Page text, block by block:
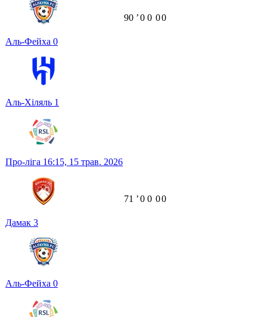
Аль-Фейха 0
Аль-Хіляль 1
90 ʼ0 0 00
Про-ліга 16:15, 15 трав. 2026
Дамак 3
Аль-Фейха 0
71 ʼ0 0 00